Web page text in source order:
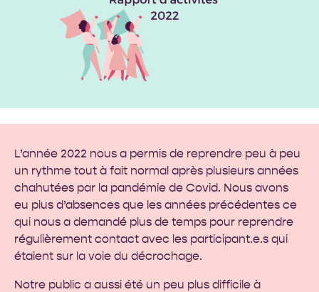
L’année 2022 nous a permis de reprendre peu à peu
un rythme tout à fait normal après plusieurs années
chahutées par la pandémie de Covid. Nous avons
eu plus d’absences que les années précédentes ce
qui nous a demandé plus de temps pour reprendre
régulièrement contact avec les participant.e.s qui
étaient sur la voie du décrochage.
Notre public a aussi été un peu plus difficile à